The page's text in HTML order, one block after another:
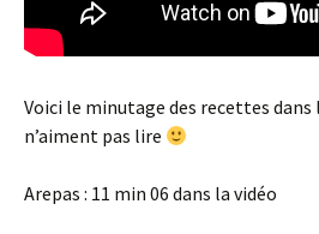
Voici le minutage des recettes dans
n’aiment pas lire
Arepas : 11 min 06 dans la vidéo